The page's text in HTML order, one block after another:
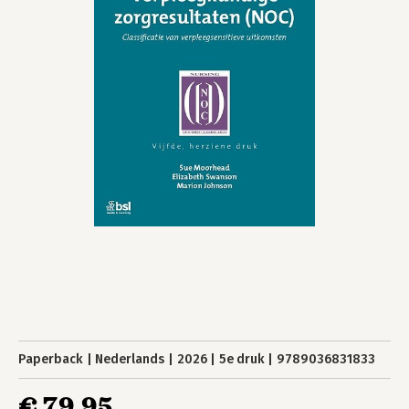
Paperback Nederlands 2026 5e druk 9789036831833